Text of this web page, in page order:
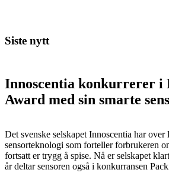
Siste nytt
Innoscentia konkurrerer i
Award med sin smarte
Det svenske selskapet Innoscentia har
sensorteknologi som forteller forbrukeren
fortsatt er trygg å spise. Nå er selskapet
år deltar sensoren også i konkurransen